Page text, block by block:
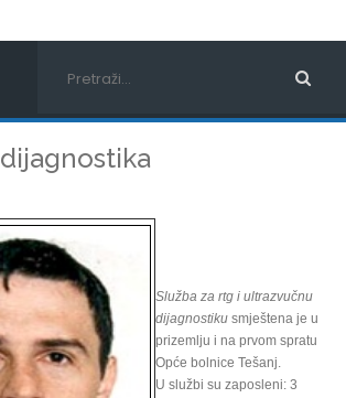
dijagnostika
Služba za rtg i ultrazvučnu
dijagnostiku smještena je u
prizemlju i na prvom spratu
Opće bolnice Tešanj.
U službi su zaposleni: 3